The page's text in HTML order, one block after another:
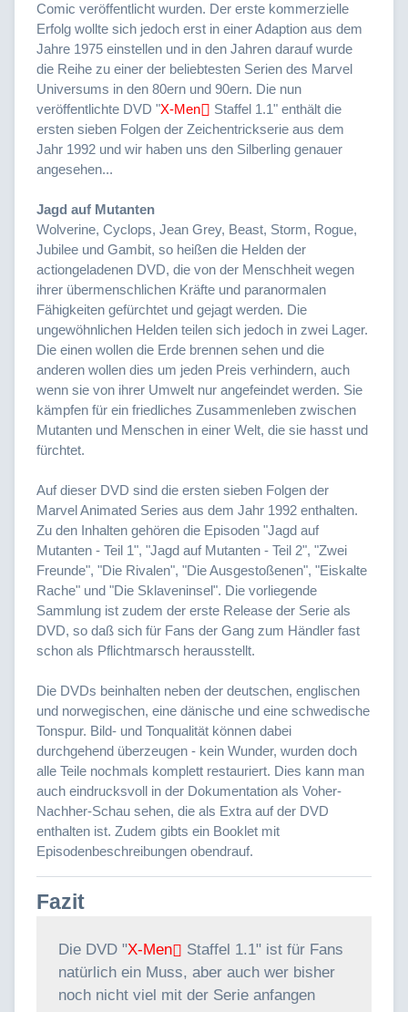
Comic veröffentlicht wurden. Der erste kommerzielle
Erfolg wollte sich jedoch erst in einer Adaption aus dem
Jahre 1975 einstellen und in den Jahren darauf wurde
die Reihe zu einer der beliebtesten Serien des Marvel
Universums in den 80ern und 90ern. Die nun
veröffentlichte DVD "X-Men
Staffel 1.1" enthält die
ersten sieben Folgen der Zeichentrickserie aus dem
Jahr 1992 und wir haben uns den Silberling genauer
angesehen...
Jagd auf Mutanten
Wolverine, Cyclops, Jean Grey, Beast, Storm, Rogue,
Jubilee und Gambit, so heißen die Helden der
actiongeladenen DVD, die von der Menschheit wegen
ihrer übermenschlichen Kräfte und paranormalen
Fähigkeiten gefürchtet und gejagt werden. Die
ungewöhnlichen Helden teilen sich jedoch in zwei Lager.
Die einen wollen die Erde brennen sehen und die
anderen wollen dies um jeden Preis verhindern, auch
wenn sie von ihrer Umwelt nur angefeindet werden. Sie
kämpfen für ein friedliches Zusammenleben zwischen
Mutanten und Menschen in einer Welt, die sie hasst und
fürchtet.
Auf dieser DVD sind die ersten sieben Folgen der
Marvel Animated Series aus dem Jahr 1992 enthalten.
Zu den Inhalten gehören die Episoden "Jagd auf
Mutanten - Teil 1", "Jagd auf Mutanten - Teil 2", "Zwei
Freunde", "Die Rivalen", "Die Ausgestoßenen", "Eiskalte
Rache" und "Die Sklaveninsel". Die vorliegende
Sammlung ist zudem der erste Release der Serie als
DVD, so daß sich für Fans der Gang zum Händler fast
schon als Pflichtmarsch herausstellt.
Die DVDs beinhalten neben der deutschen, englischen
und norwegischen, eine dänische und eine schwedische
Tonspur. Bild- und Tonqualität können dabei
durchgehend überzeugen - kein Wunder, wurden doch
alle Teile nochmals komplett restauriert. Dies kann man
auch eindrucksvoll in der Dokumentation als Voher-
Nachher-Schau sehen, die als Extra auf der DVD
enthalten ist. Zudem gibts ein Booklet mit
Episodenbeschreibungen obendrauf.
Fazit
Die DVD "X-Men
Staffel 1.1" ist für Fans
natürlich ein Muss, aber auch wer bisher
noch nicht viel mit der Serie anfangen